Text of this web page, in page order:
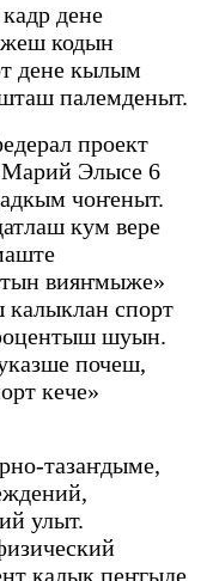
дене
кодын
дене кылым
палемденыт.
проект
Элысе 6
чоҥеныт.
кум вере
вияҥмыже»
спорт
шуын.
почеш,
кече»
тазаҥдыме,
улыт.
калык пеҥгыде